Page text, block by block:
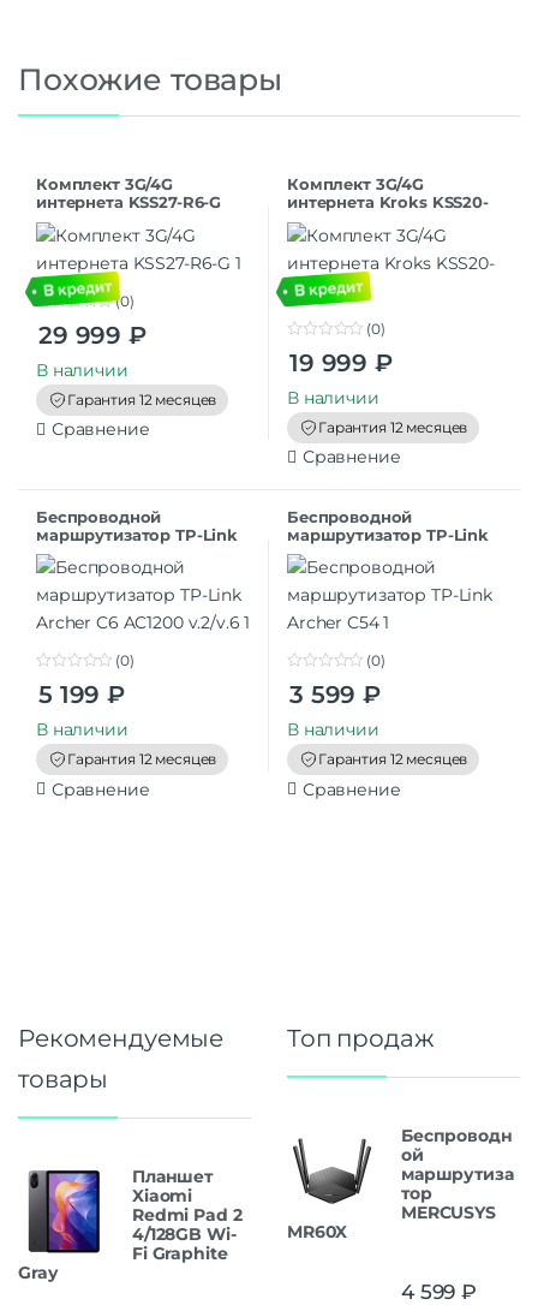
Похожие товары
Комплект 3G/4G
интернета KSS27-R6-G
o
t
o
f
5
(0)
29 999 ₽
В наличии
Гарантия 12 месяцев
Сравнение
Комплект 3G/4G
интернета Kroks KSS20-
R4
t
o
f
5
(0)
19 999 ₽
В наличии
Гарантия 12 месяцев
Сравнение
Беспроводной
маршрутизатор TP-Link
Archer C6 AC1200 v.2/v.6
o
t
o
f
5
(0)
5 199 ₽
В наличии
Гарантия 12 месяцев
Сравнение
Беспроводной
маршрутизатор TP-Link
Archer C54
o
t
o
f
5
(0)
3 599 ₽
В наличии
Гарантия 12 месяцев
Сравнение
Рекомендуемые
товары
Планшет
Xiaomi
Redmi Pad 2
4/128GB Wi-
Fi Graphite
Gray
Топ продаж
Беспроводн
ой
маршрутиза
тор
MERCUSYS
MR60X
4 599 ₽